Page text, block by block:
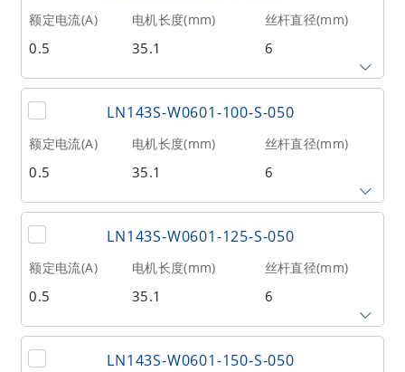
相数 转子惯量(g•cm²) 重量(kg)
2 20 0.21
额定电流(A) 电机长度(mm) 丝杆直径(mm)
0.5 35.1 6
丝杆导程(mm) 丝杆长度(mm) 额定推力(N
@300RPM)
相数 转子惯量(g•cm²) 重量(kg)
2 20 0.21
LN143S-W0601-100-S-050
额定电流(A) 电机长度(mm) 丝杆直径(mm)
0.5 35.1 6
丝杆导程(mm) 丝杆长度(mm) 额定推力(N
@300RPM)
相数 转子惯量(g•cm²) 重量(kg)
2 20 0.21
LN143S-W0601-125-S-050
额定电流(A) 电机长度(mm) 丝杆直径(mm)
0.5 35.1 6
丝杆导程(mm) 丝杆长度(mm) 额定推力(N
@300RPM)
LN143S-W0601-150-S-050